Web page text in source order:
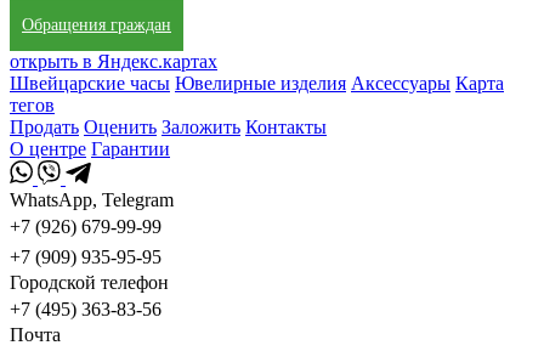
Обращения граждан
открыть в Яндекс.картах
Швейцарские часы Ювелирные изделия Аксессуары Карта
тегов
Продать Оценить Заложить Контакты
О центре Гарантии
WhatsApp, Telegram
+7 (926) 679-99-99
+7 (909) 935-95-95
Городской телефон
+7 (495) 363-83-56
Почта